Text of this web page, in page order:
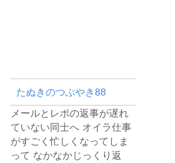
たぬきのつぶやき88
メールとレポの返事が遅れ
ていない同士へ オイラ仕事
がすごく忙しくなってしま
って なかなかじっくり返